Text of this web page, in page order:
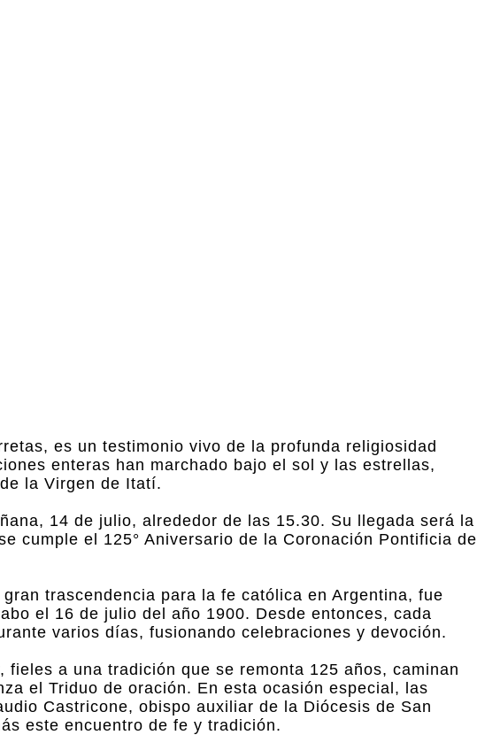
es un testimonio vivo de la profunda religiosidad
enteras han marchado bajo el sol y las estrellas,
la Virgen de Itatí.
14 de julio, alrededor de las 15.30. Su llegada será la
cumple el 125° Aniversario de la Coronación Pontificia de
trascendencia para la fe católica en Argentina, fue
el 16 de julio del año 1900. Desde entonces, cada
varios días, fusionando celebraciones y devoción.
a una tradición que se remonta 125 años, caminan
el Triduo de oración. En esta ocasión especial, las
Castricone, obispo auxiliar de la Diócesis de San
este encuentro de fe y tradición.